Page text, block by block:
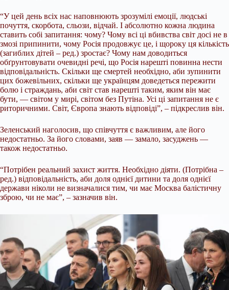
“У цей день всіх нас наповнюють зрозумілі емоції, людські
почуття, скорбота, сльози, відчай. І абсолютно кожна людина
ставить собі запитання: чому? Чому всі ці вбивства світ досі не в
змозі припинити, чому Росія продовжує це, і щороку ця кількість
(загиблих дітей – ред.) зростає? Чому нам доводиться
обґрунтовувати очевидні речі, що Росія нарешті повинна нести
відповідальність. Скільки ще смертей необхідно, аби зупинити
цих божевільних, скільки ще українцям доведеться пережити
болю і страждань, аби світ став нарешті таким, яким він має
бути, — світом у мирі, світом без Путіна. Усі ці запитання не є
риторичними. Світ, Європа знають відповіді”, – підкреслив він.
Зеленський наголосив, що співчуття є важливим, але його
недостатньо. За його словами, заяв — замало, засуджень —
також недостатньо.
“Потрібен реальний захист життя. Необхідно діяти. (Потрібна –
ред.) відповідальність, аби доля однієї дитини та доля однієї
держави ніколи не визначалися тим, чи має Москва балістичну
зброю, чи не має”, – зазначив він.